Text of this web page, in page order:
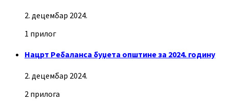
2. децембар 2024.
1 прилог
Нацрт Ребаланса буџета општине за 2024. годину
2. децембар 2024.
2 прилога